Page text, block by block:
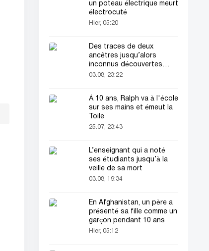
un poteau électrique meurt
électrocuté
Hier, 05:20
Des traces de deux
ancêtres jusqu’alors
inconnus découvertes
dans l’ADN humain
03.08, 23:22
À 10 ans, Ralph va à l'école
sur ses mains et émeut la
Toile
25.07, 23:43
L’enseignant qui a noté
ses étudiants jusqu’à la
veille de sa mort
03.08, 19:34
En Afghanistan, un père a
présenté sa fille comme un
garçon pendant 10 ans
Hier, 05:12